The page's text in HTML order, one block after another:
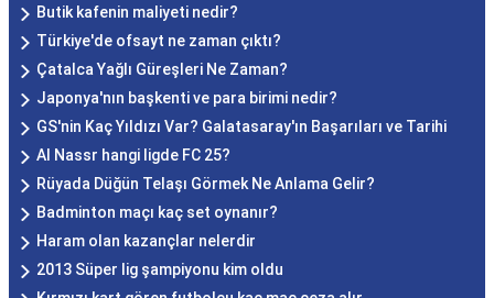
Butik kafenin maliyeti nedir?
Türkiye'de ofsayt ne zaman çıktı?
Çatalca Yağlı Güreşleri Ne Zaman?
Japonya'nın başkenti ve para birimi nedir?
GS'nin Kaç Yıldızı Var? Galatasaray'ın Başarıları ve Tarihi
Al Nassr hangi ligde FC 25?
Rüyada Düğün Telaşı Görmek Ne Anlama Gelir?
Badminton maçı kaç set oynanır?
Haram olan kazançlar nelerdir
2013 Süper lig şampiyonu kim oldu